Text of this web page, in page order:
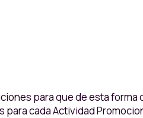
para que de esta
cada Actividad